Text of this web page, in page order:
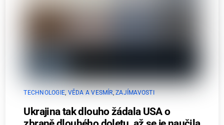
TECHNOLOGIE, VĚDA A VESMÍR,ZAJÍMAVOSTI
Ukrajina tak dlouho žádala USA o